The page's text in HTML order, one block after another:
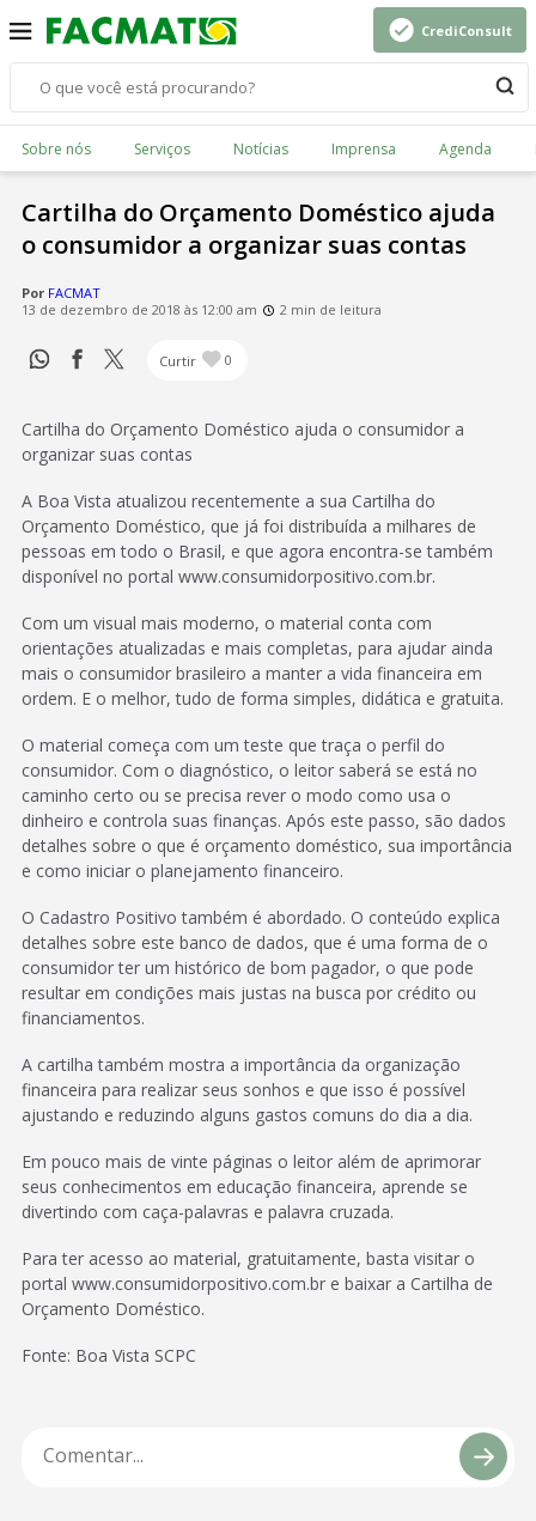
CrediConsult
Sobre nós Serviços Notícias Imprensa Agenda
Cartilha do Orçamento Doméstico ajuda
o consumidor a organizar suas contas
Por FACMAT
13 de dezembro de 2018 às 12:00 am
2 min de leitura
Curtir 0
Cartilha do Orçamento Doméstico ajuda o consumidor a
organizar suas contas
A Boa Vista atualizou recentemente a sua Cartilha do
Orçamento Doméstico, que já foi distribuída a milhares de
pessoas em todo o Brasil, e que agora encontra-se também
disponível no portal www.consumidorpositivo.com.br.
Com um visual mais moderno, o material conta com
orientações atualizadas e mais completas, para ajudar ainda
mais o consumidor brasileiro a manter a vida financeira em
ordem. E o melhor, tudo de forma simples, didática e gratuita.
O material começa com um teste que traça o perfil do
consumidor. Com o diagnóstico, o leitor saberá se está no
caminho certo ou se precisa rever o modo como usa o
dinheiro e controla suas finanças. Após este passo, são dados
detalhes sobre o que é orçamento doméstico, sua importância
e como iniciar o planejamento financeiro.
O Cadastro Positivo também é abordado. O conteúdo explica
detalhes sobre este banco de dados, que é uma forma de o
consumidor ter um histórico de bom pagador, o que pode
resultar em condições mais justas na busca por crédito ou
financiamentos.
A cartilha também mostra a importância da organização
financeira para realizar seus sonhos e que isso é possível
ajustando e reduzindo alguns gastos comuns do dia a dia.
Em pouco mais de vinte páginas o leitor além de aprimorar
seus conhecimentos em educação financeira, aprende se
divertindo com caça-palavras e palavra cruzada.
Para ter acesso ao material, gratuitamente, basta visitar o
portal www.consumidorpositivo.com.br e baixar a Cartilha de
Orçamento Doméstico.
Fonte: Boa Vista SCPC